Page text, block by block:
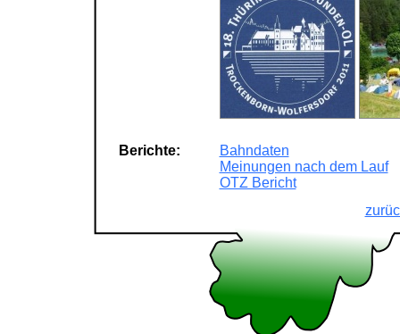
Berichte:
Bahndaten
Meinungen nach dem Lauf
OTZ Bericht